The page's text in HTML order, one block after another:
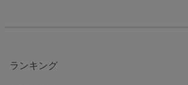
ランキング